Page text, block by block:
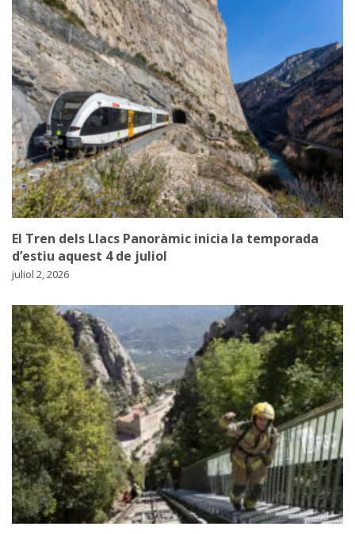
El Tren dels Llacs Panoràmic inicia la temporada
d’estiu aquest 4 de juliol
juliol 2, 2026